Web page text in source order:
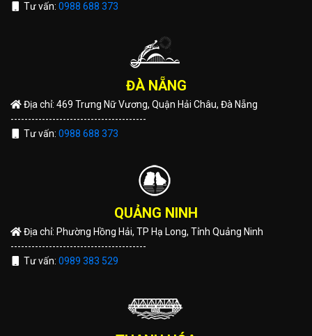
Tư vấn: 0988 688 373
ĐÀ NẴNG
Địa chỉ: 469 Trưng Nữ Vương, Quận Hải Châu, Đà Nẵng
---------------------------------------
Tư vấn: 0988 688 373
QUẢNG NINH
Địa chỉ: Phường Hồng Hải, TP Hạ Long, Tỉnh Quảng Ninh
---------------------------------------
Tư vấn: 0989 383 529